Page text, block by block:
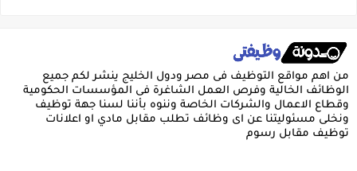
من اهم مواقع التوظيف فى مصر ودول الخليج ينشر لكم جميع
الوظائف الخالية وفرص العمل الشاغرة فى المؤسسات الحكومية
وقطاع الاعمال والشركات الخاصة وننوه بأننا لسنا جهة توظيف
ونخلى مسئوليتنا عن اى وظائف تطلب مقابل مادي او اعلانات
توظيف مقابل رسوم